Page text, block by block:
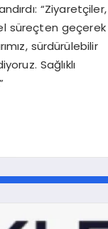
“Ziyaretçiler,
süreçten geçerek
sürdürülebilir
Sağlıklı